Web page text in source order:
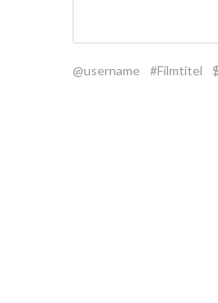
@username #Filmtitel